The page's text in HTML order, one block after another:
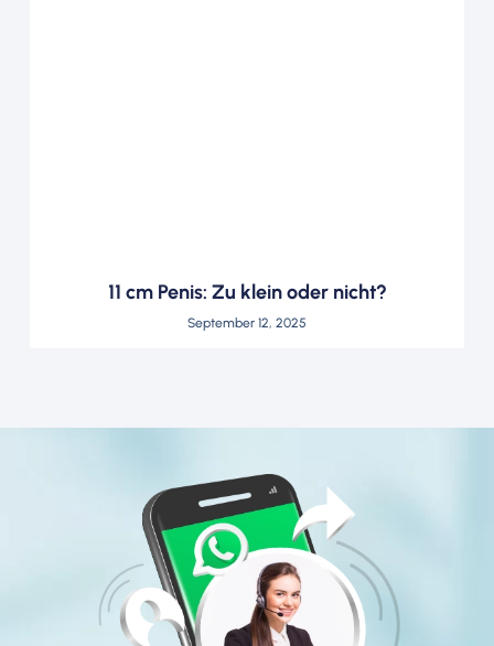
11 cm Penis: Zu klein oder nicht?
September 12, 2025